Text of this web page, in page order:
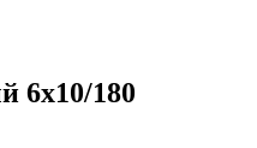
6х10/180